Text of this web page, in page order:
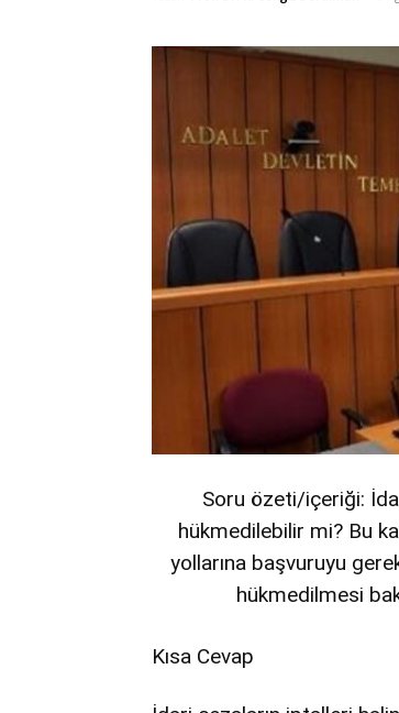
Soru özeti/içeriği:
hükmedilebilir mi? Bu
yollarına başvuruyu
hükmedilmesi
Kısa Cevap